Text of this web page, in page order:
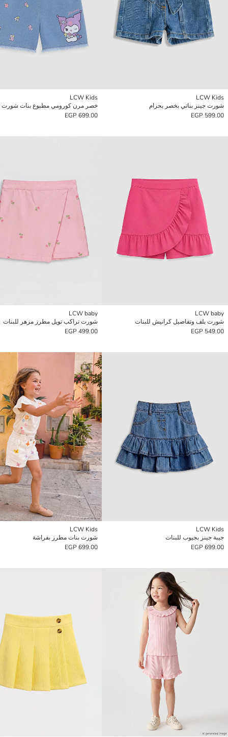
LCW Kids
شورت جينز بناتي بخصر بحزام
599.00 EGP
LCW Kids
خصر مرن كورومي مطبوع بنات شورت
699.00 EGP
LCW baby
شورت بلف وتفاصيل كرانيش للبنات
549.00 EGP
LCW baby
شورت تراكب تويل مطرز مزهر للبنات
499.00 EGP
LCW Kids
جيبة جينز بجيوب للبنات
699.00 EGP
LCW Kids
شورت بنات مطرز بفراشة
699.00 EGP